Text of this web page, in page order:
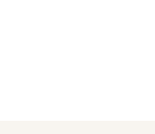
ごすことができ
REDA ACTIVE